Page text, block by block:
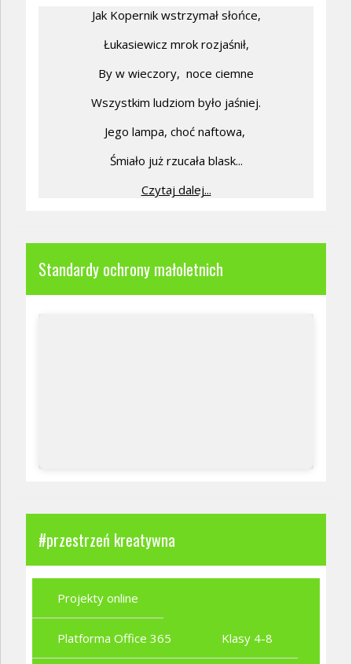
Jak Kopernik wstrzymał słońce,
Łukasiewicz mrok rozjaśnił,
By w wieczory, noce ciemne
Wszystkim ludziom było jaśniej.
Jego lampa, choć naftowa,
Śmiało już rzucała blask...
Czytaj dalej...
Standardy ochrony małoletnich
#przestrzeń kreatywna
Projekty online
Platforma Office 365 Klasy 4-8